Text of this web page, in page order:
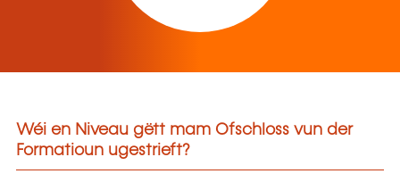
Wéi en Niveau gëtt mam Ofschloss vun der
Formatioun ugestrieft?